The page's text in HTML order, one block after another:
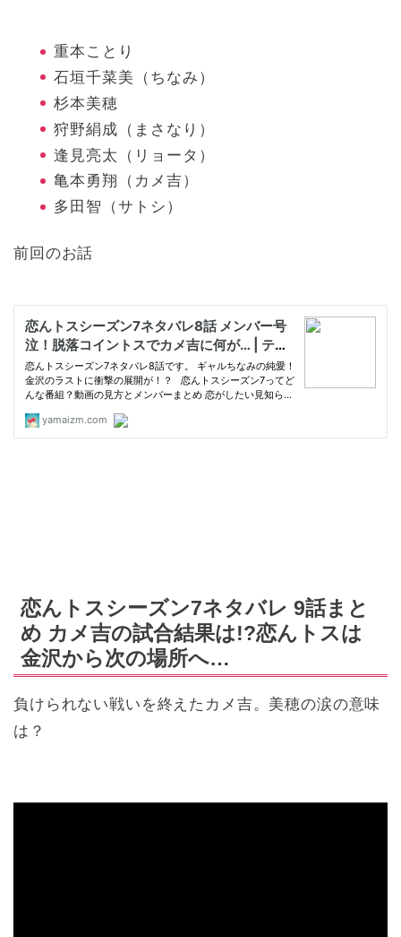
重本ことり
石垣千菜美（ちなみ）
杉本美穂
狩野絹成（まさなり）
逢見亮太（リョータ）
亀本勇翔（カメ吉）
多田智（サトシ）
前回のお話
恋んトスシーズン7ネタバレ 9話まと
め カメ吉の試合結果は!?恋んトスは
金沢から次の場所へ…
負けられない戦いを終えたカメ吉。美穂の涙の意味
は？